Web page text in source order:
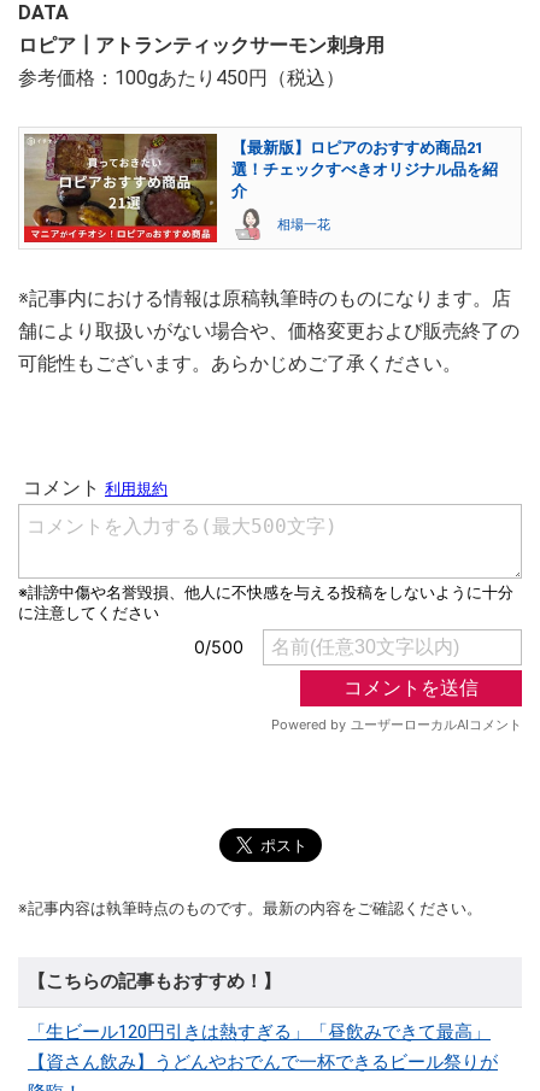
DATA
ロピア┃アトランティックサーモン刺身用
参考価格：100gあたり450円（税込）
【最新版】ロピアのおすすめ商品21
選！チェックすべきオリジナル品を紹
介
相場一花
※記事内における情報は原稿執筆時のものになります。店
舗により取扱いがない場合や、価格変更および販売終了の
可能性もございます。あらかじめご了承ください。
※記事内容は執筆時点のものです。最新の内容をご確認ください。
【こちらの記事もおすすめ！】
「生ビール120円引きは熱すぎる」「昼飲みできて最高」
【資さん飲み】うどんやおでんで一杯できるビール祭りが